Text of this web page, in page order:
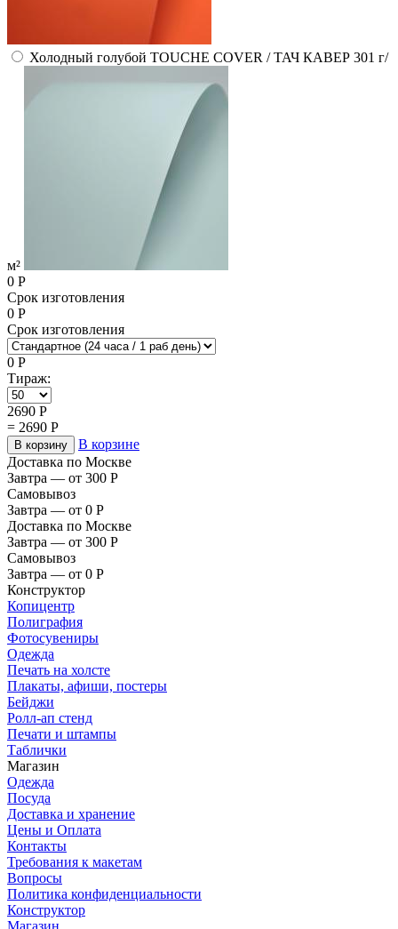
Холодный голубой TOUCHE COVER / ТАЧ КАВЕР 301 г/
м²
0 Р
Срок изготовления
0 Р
Срок изготовления
0 Р
Тираж:
2690 Р
= 2690 Р
В корзину
В корзине
Доставка по Москве
Завтра — от 300 Р
Самовывоз
Завтра — от 0 Р
Доставка по Москве
Завтра — от 300 Р
Самовывоз
Завтра — от 0 Р
Конструктор
Копицентр
Полиграфия
Фотосувениры
Одежда
Печать на холсте
Плакаты, афиши, постеры
Бейджи
Ролл-ап стенд
Печати и штампы
Таблички
Магазин
Одежда
Посуда
Доставка и хранение
Цены и Оплата
Контакты
Требования к макетам
Вопросы
Политика конфиденциальности
Конструктор
Магазин